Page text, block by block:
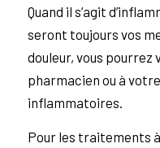
Quand il s’agit
seront toujours vos
douleur, vous pourrez
pharmacien ou à
inflammatoires.
Pour les traitements